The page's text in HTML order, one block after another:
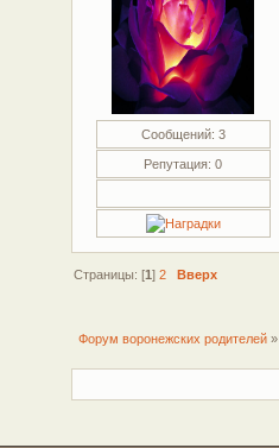
Сообщений: 3
Репутация: 0
Страницы: [1] 2 Вверх
Форум воронежских родителей»